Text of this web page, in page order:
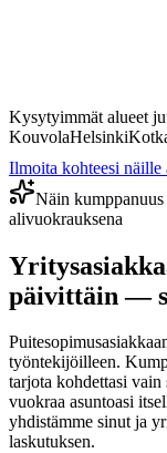
Kysytyimmät alueet
KouvolaHelsinki
Ilmoita kohteesi näille
Näin
alivuokrauksena
päivittäin —
työntekijöilleen.
tarjota kohdettasi
vuokraa asuntoasi
yhdistämme sinut ja
laskutuksen.